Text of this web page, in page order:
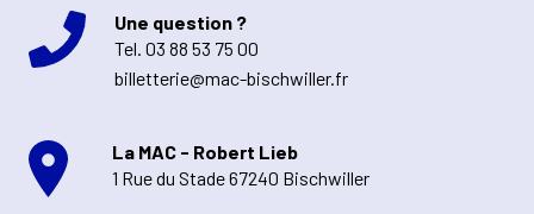
Une question ?
Tel. 03 88 53 75 00
billetterie@mac-bischwiller.fr
La MAC - Robert Lieb
1 Rue du Stade 67240 Bischwiller